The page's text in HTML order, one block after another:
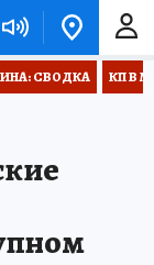
СВОДКА КП В